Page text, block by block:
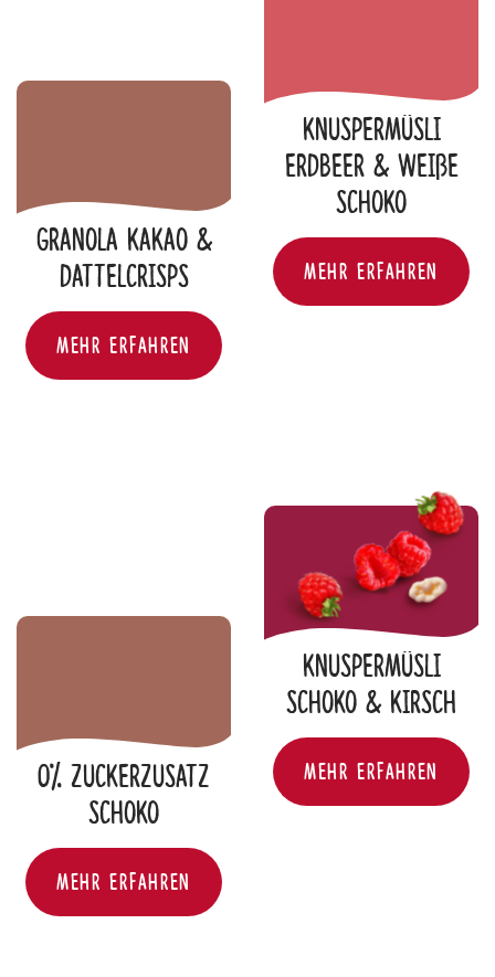
Granola Kakao &
Dattelcrisps
GRANOLA KAKAO & DATTELCRISPS
MEHR ERFAHREN
Knuspermüsli
Erdbeer & weiße
Schoko
KNUSPERMÜSLI
MEHR ERFAHREN
0% Zuckerzusatz
Schoko
0% ZUCKERZUSATZ SCHOKO
MEHR ERFAHREN
Knuspermüsli
Schoko & Kirsch
KNUSPERMÜSLI
MEHR ERFAHREN